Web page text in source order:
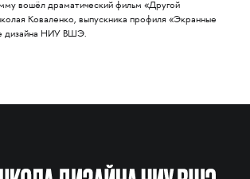
вошёл драматический фильм «Другой
Коваленко, выпускника профиля «Экранные
дизайна НИУ ВШЭ.